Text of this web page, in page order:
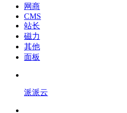
网商
CMS
站长
磁力
其他
面板
派派云